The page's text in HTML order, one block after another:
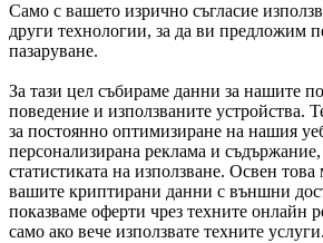
Само с вашето изрично съгласие
други технологии, за да ви предложим
пазаруване.
За тази цел събираме данни за нашите
поведение и използваните устройства.
за постоянно оптимизиране на нашия
персонализирана реклама и съдържание,
статистиката на използване. Освен
вашите криптирани данни с външни
показваме оферти чрез техните
само ако вече използвате техните услуги.